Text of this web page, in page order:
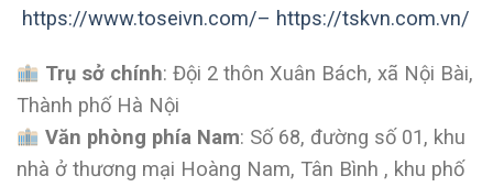
https://www.toseivn.com/– https://tskvn.com.vn/
Trụ sở chính: Đội 2 thôn Xuân Bách, xã Nội Bài,
Thành phố Hà Nội
Văn phòng phía Nam: Số 68, đường số 01, khu
nhà ở thương mại Hoàng Nam, Tân Bình , khu phố